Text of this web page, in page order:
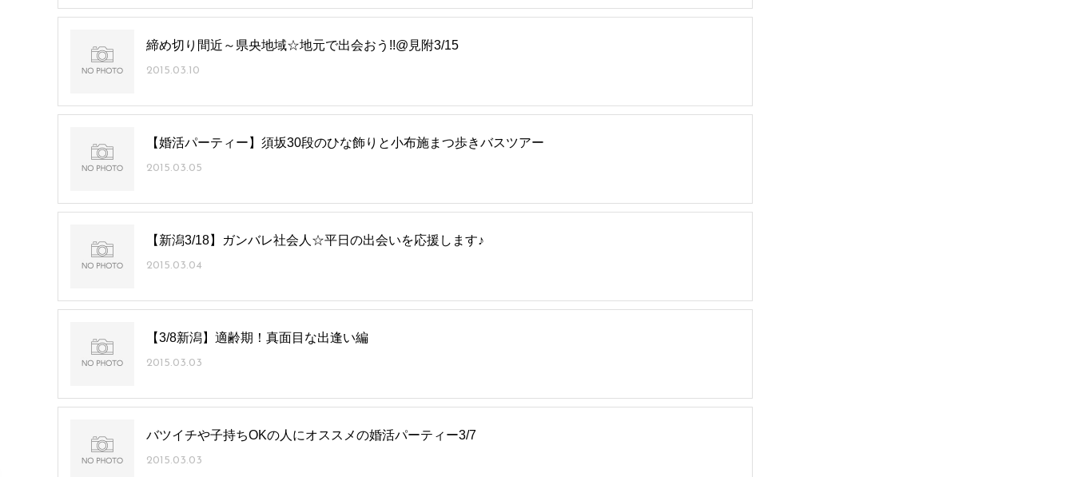
締め切り間近～県央地域☆地元で出会おう!!@見附3/15
2015.03.10
【婚活パーティー】須坂30段のひな飾りと小布施まつ歩きバスツアー
2015.03.05
【新潟3/18】ガンバレ社会人☆平日の出会いを応援します♪
2015.03.04
【3/8新潟】適齢期！真面目な出逢い編
2015.03.03
バツイチや子持ちOKの人にオススメの婚活パーティー3/7
2015.03.03